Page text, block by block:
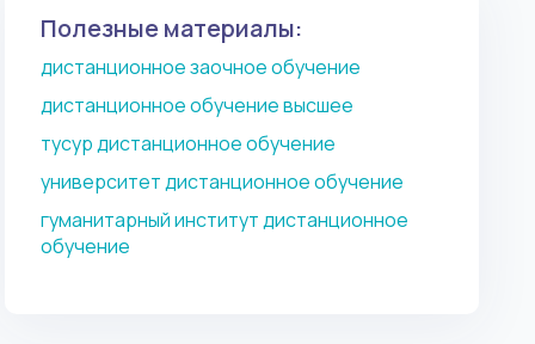
Полезные материалы:
дистанционное заочное обучение
дистанционное обучение высшее
тусур дистанционное обучение
университет дистанционное обучение
гуманитарный институт дистанционное
обучение